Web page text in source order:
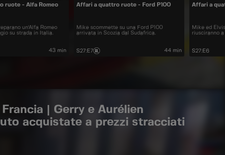
ruote - Alfa Romeo
un'Alfa Romeo
su strada in Italia.
43 min
Affari a quattro ruote - Ford P100
Mike scommette su una Ford P100
arrivata in Scozia dal Sudafrica.
S27:E7 44 min
Affari a
Mike ed
riusciranno
S27:E6
| Gerry e Aurélien
acquistate a prezzi stracciati